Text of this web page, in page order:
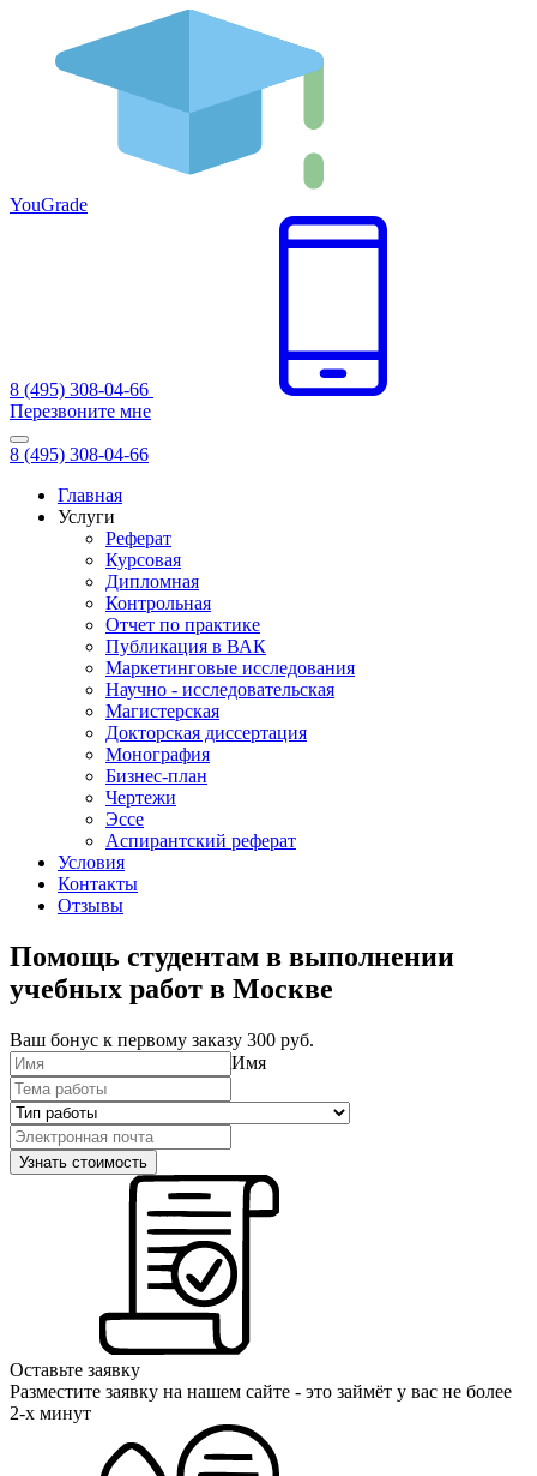
YouGrade
8 (495) 308-04-66
Перезвоните мне
8 (495) 308-04-66
Главная
Услуги
Реферат
Курсовая
Дипломная
Контрольная
Отчет по практике
Публикация в ВАК
Маркетинговые исследования
Научно - исследовательская
Магистерская
Докторская диссертация
Монография
Бизнес-план
Чертежи
Эссе
Аспирантский реферат
Условия
Контакты
Отзывы
Помощь студентам в выполнении
учебных работ в Москве
Ваш бонус к первому заказу 300 руб.
Имя
Оставьте заявку
Разместите заявку на нашем сайте - это займёт у вас не более
2-х минут